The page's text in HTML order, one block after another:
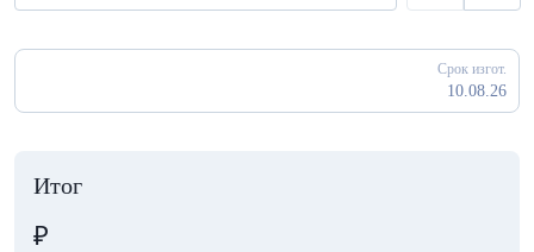
Срок изгот.
10.08.26
Итог
₽